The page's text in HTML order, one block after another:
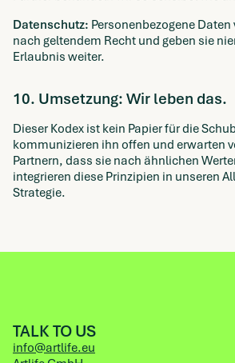
Datenschutz: Personenbezogene
nach geltendem Recht und geben sie
Erlaubnis weiter.
10. Umsetzung: Wir leben das.
Dieser Kodex ist kein Papier für die
kommunizieren ihn offen und erwarten
Partnern, dass sie nach ähnlichen
integrieren diese Prinzipien in unseren
Strategie.
TALK TO US
info@artlife.eu